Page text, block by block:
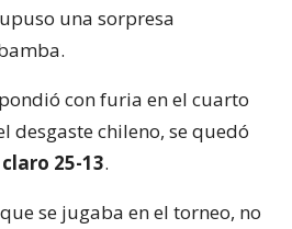
una sorpresa
con furia en el cuarto
desgaste chileno, se quedó
25-13.
se jugaba en el torneo, no